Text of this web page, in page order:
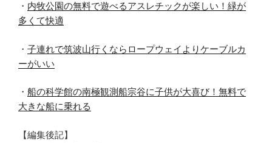
・ 内牧公園の無料で遊べるアスレチックが楽しい！緑が
多くて快適
・ 子連れで筑波山行くならロープウェイよりケーブルカ
ーがいい
・ 船の科学館の南極観測船宗谷に子供が大喜び！無料で
大きな船に乗れる
【編集後記】